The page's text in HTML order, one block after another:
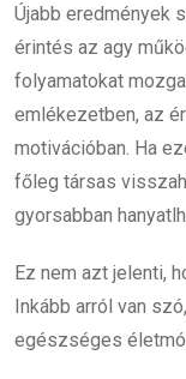
Újabb eredmények
érintés az agy
folyamatokat
emlékezetben, az
motivációban. Ha
főleg társas
gyorsabban
Ez nem azt jelenti,
Inkább arról van
egészséges